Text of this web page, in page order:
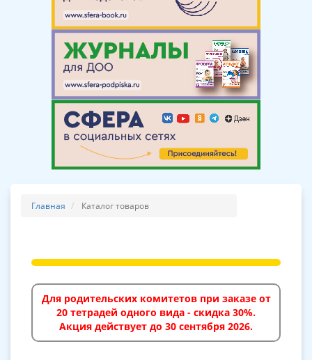
Главная Каталог товаров
Для родительских комитетов при заказе от
20 тетрадей одного вида - скидка 30%.
Акция действует до 30 сентября 2026.